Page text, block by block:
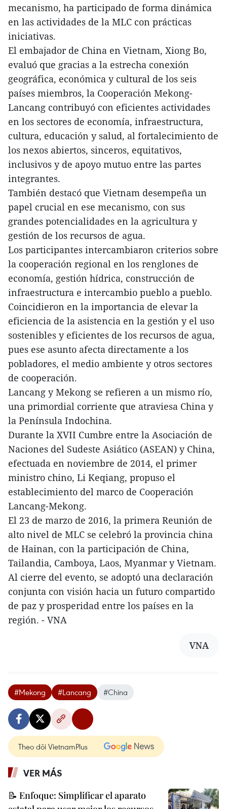
mecanismo, ha participado de forma dinámica
en las actividades de la MLC con prácticas
iniciativas.
El embajador de China en Vietnam, Xiong Bo,
evaluó que gracias a la estrecha conexión
geográfica, económica y cultural de los seis
países miembros, la Cooperación Mekong-
Lancang contribuyó con eficientes actividades
en los sectores de economía, infraestructura,
cultura, educación y salud, al fortalecimiento de
los nexos abiertos, sinceros, equitativos,
inclusivos y de apoyo mutuo entre las partes
integrantes.
También destacó que Vietnam desempeña un
papel crucial en ese mecanismo, con sus
grandes potencialidades en la agricultura y
gestión de los recursos de agua.
Los participantes intercambiaron criterios sobre
la cooperación regional en los renglones de
economía, gestión hídrica, construcción de
infraestructura e intercambio pueblo a pueblo.
Coincidieron en la importancia de elevar la
eficiencia de la asistencia en la gestión y el uso
sostenibles y eficientes de los recursos de agua,
pues ese asunto afecta directamente a los
pobladores, el medio ambiente y otros sectores
de cooperación.
Lancang y Mekong se refieren a un mismo río,
una primordial corriente que atraviesa China y
la Península Indochina.
Durante la XVII Cumbre entre la Asociación de
Naciones del Sudeste Asiático (ASEAN) y China,
efectuada en noviembre de 2014, el primer
ministro chino, Li Keqiang, propuso el
establecimiento del marco de Cooperación
Lancang-Mekong.
El 23 de marzo de 2016, la primera Reunión de
alto nivel de MLC se celebró la provincia china
de Hainan, con la participación de China,
Tailandia, Camboya, Laos, Myanmar y Vietnam.
Al cierre del evento, se adoptó una declaración
conjunta con visión hacia un futuro compartido
de paz y prosperidad entre los países en la
región. - VNA
VNA
#Mekong #Lancang #China
Theo dõi VietnamPlus
VER MÁS
📝 Enfoque: Simplificar el aparato